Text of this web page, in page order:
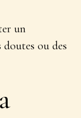
un
doutes ou des